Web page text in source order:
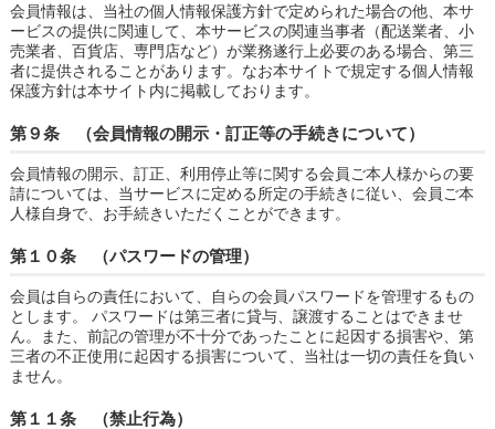
会員情報は、当社の個人情報保護方針で定められた場合の他、本サ
ービスの提供に関連して、本サービスの関連当事者（配送業者、小
売業者、百貨店、専門店など）が業務遂行上必要のある場合、第三
者に提供されることがあります。なお本サイトで規定する個人情報
保護方針は本サイト内に掲載しております。
第９条 （会員情報の開示・訂正等の手続きについて）
会員情報の開示、訂正、利用停止等に関する会員ご本人様からの要
請については、当サービスに定める所定の手続きに従い、会員ご本
人様自身で、お手続きいただくことができます。
第１０条 （パスワードの管理）
会員は自らの責任において、自らの会員パスワードを管理するもの
とします。 パスワードは第三者に貸与、譲渡することはできませ
ん。また、前記の管理が不十分であったことに起因する損害や、第
三者の不正使用に起因する損害について、当社は一切の責任を負い
ません。
第１１条 （禁止行為）